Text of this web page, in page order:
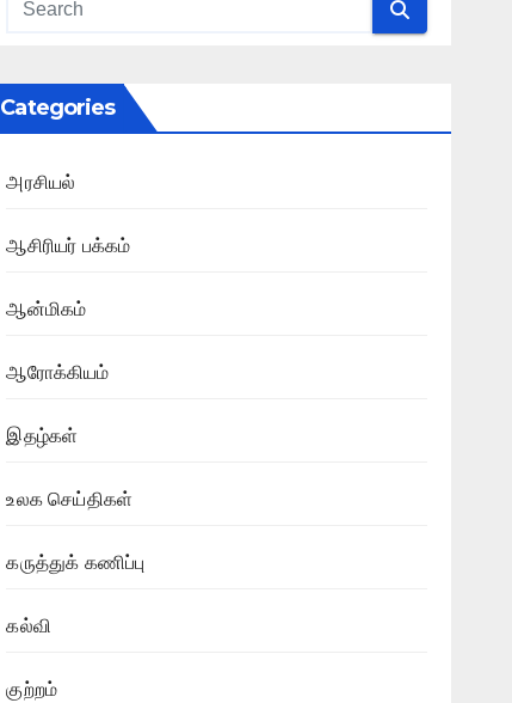
Categories
அரசியல்
ஆசிரியர் பக்கம்
ஆன்மிகம்
ஆரோக்கியம்
இதழ்கள்
உலக செய்திகள்
கருத்துக் கணிப்பு
கல்வி
குற்றம்